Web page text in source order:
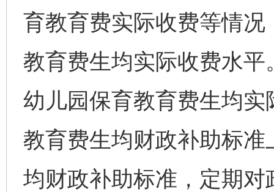
育教育费实际收费等情
教育费生均实际收费水
幼儿园保育教育费生均
教育费生均财政补助标
均财政补助标准，定期